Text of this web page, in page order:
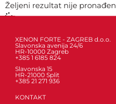
Željeni rezultat nije pronađen
XENON FORTE - ZAGREB d.o.o.
Slavonska avenija 24/6
HR-10000 Zagreb
+385 1 6185 824
Slavonska 15
HR-21000 Split
+385 21 271 936
KONTAKT